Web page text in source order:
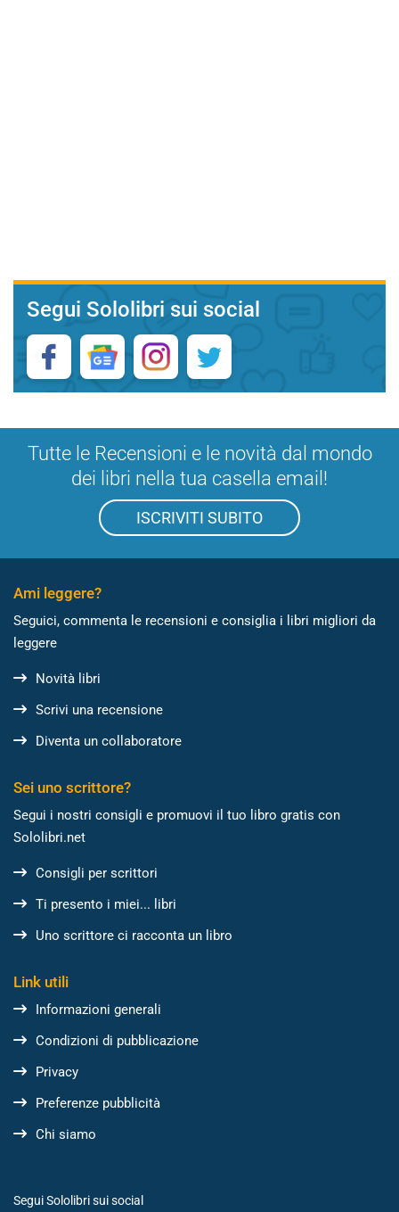
Segui Sololibri sui social
Tutte le Recensioni e le novità dal mondo
dei libri nella tua casella email!
ISCRIVITI SUBITO
Ami leggere?
Seguici, commenta le recensioni e consiglia i libri migliori da
leggere
Novità libri
Scrivi una recensione
Diventa un collaboratore
Sei uno scrittore?
Segui i nostri consigli e promuovi il tuo libro gratis con
Sololibri.net
Consigli per scrittori
Ti presento i miei... libri
Uno scrittore ci racconta un libro
Link utili
Informazioni generali
Condizioni di pubblicazione
Privacy
Preferenze pubblicità
Chi siamo
Segui Sololibri sui social